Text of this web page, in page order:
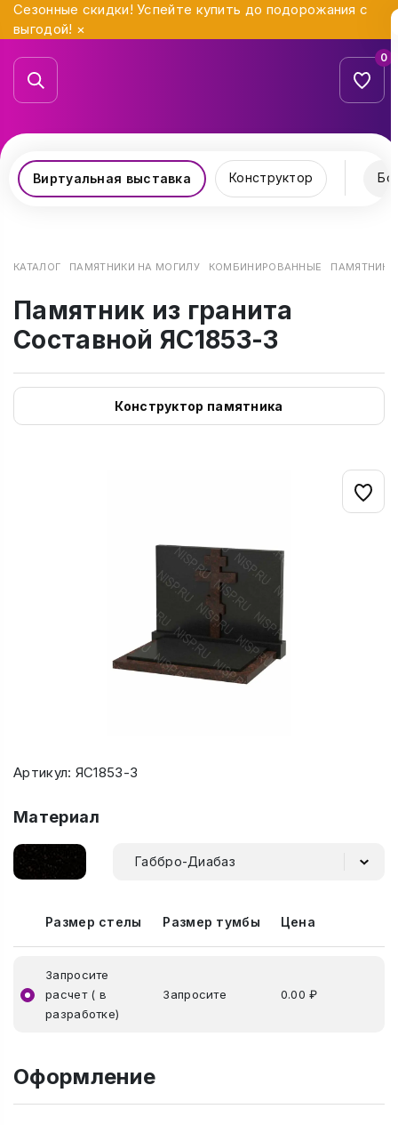
Сезонные скидки! Успейте купить до подорожания с
выгодой! ×
0
Виртуальная выставка Конструктор
КАТАЛОГ ПАМЯТНИКИ НА МОГИЛУ КОМБИНИРОВАННЫЕ ПАМЯТНИК
Памятник из гранита
Составной ЯС1853-3
Конструктор памятника
Артикул: ЯС1853-3
Материал
Габбро-Диабаз
Размер стелы Размер тумбы Цена
Запросите
расчет ( в
разработке)
Запросите 0.00 ₽
Оформление